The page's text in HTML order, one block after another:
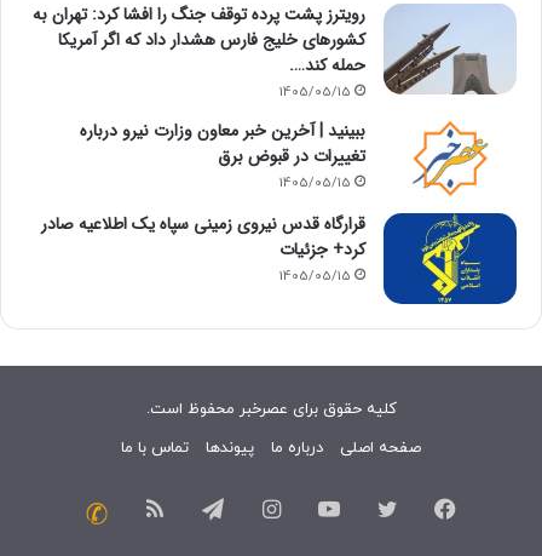
رویترز پشت پرده توقف جنگ را افشا کرد: تهران به
کشورهای خلیج فارس هشدار داد که اگر آمریکا
حمله کند….
1405/05/15
ببینید | آخرین خبر معاون وزارت نیرو درباره
تغییرات در قبوض برق
1405/05/15
قرارگاه قدس نیروی زمینی سپاه یک اطلاعیه صادر
کرد+ جزئیات
1405/05/15
کلیه حقوق برای عصرخبر محفوظ است.
صفحه اصلی
درباره ما پیوندها تماس با ما
فیسبوک توییتر یوتیوب اینستاگرامتلگرام خوراک